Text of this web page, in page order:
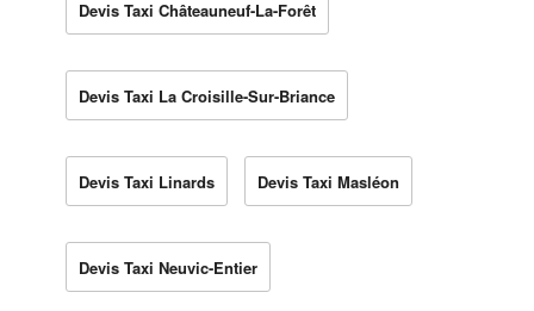
Devis Taxi Châteauneuf-La-Forêt
Devis Taxi La Croisille-Sur-Briance
Devis Taxi Linards Devis Taxi Masléon
Devis Taxi Neuvic-Entier